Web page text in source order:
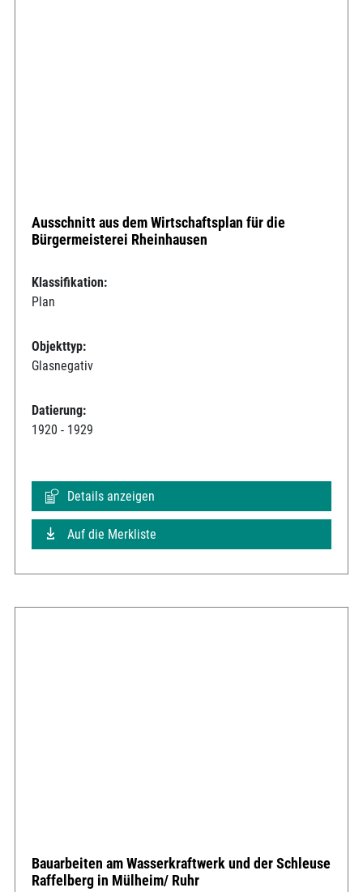
Ausschnitt aus dem Wirtschaftsplan für die
Bürgermeisterei Rheinhausen
Klassifikation:
Plan
Objekttyp:
Glasnegativ
Datierung:
1920 - 1929
Details anzeigen
Auf die Merkliste
Bauarbeiten am Wasserkraftwerk und der Schleuse
Raffelberg in Mülheim/ Ruhr